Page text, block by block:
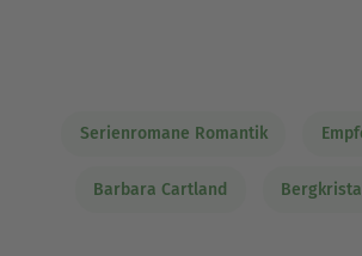
Serienromane Romantik
Barbara Cartland